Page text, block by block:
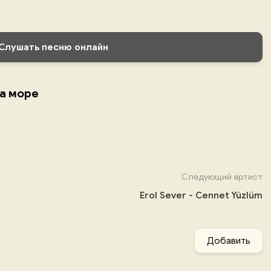
песню онлайн
море
Следующий артист
Erol Sever - Cennet Yüzlüm
Добавить